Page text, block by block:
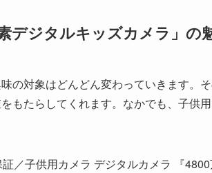
デジタルキッズカメラ」の
の対象はどんどん変わっていきます。
もたらしてくれます。なかでも、子供
／子供用カメラ デジタルカメラ 『